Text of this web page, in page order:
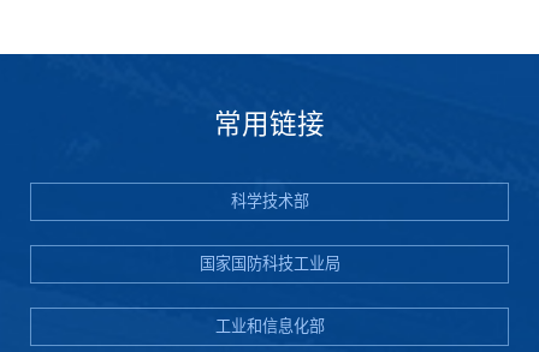
常用链接
科学技术部
国家国防科技工业局
工业和信息化部